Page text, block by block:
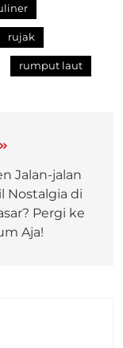
rujak
rumput laut
Jalan-jalan
Nostalgia di
Pergi ke
Aja!